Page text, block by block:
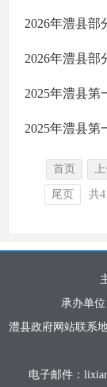
首页 上
尾页 共
承办单位
澧县政府网站联系
电子邮件：